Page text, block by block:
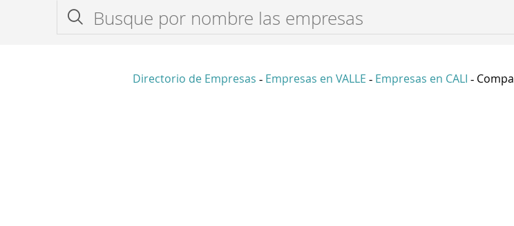
Directorio de Empresas - Empresas en VALLE - Empresas en CALI -